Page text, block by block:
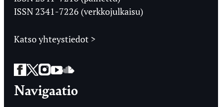
ISSN 2341-7226 (verkkojulkaisu)
Katso yhteystiedot >
Facebook
Twitter
Instagram
YouTube
SoundCloud
Navigaatio